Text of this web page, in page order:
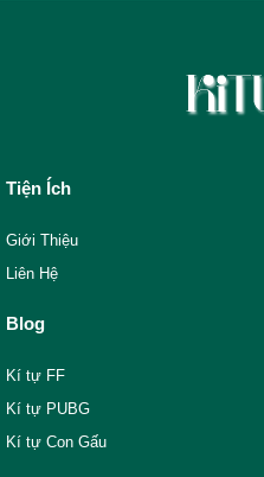
Tiện Ích
Giới Thiệu
Liên Hệ
Blog
Kí tự FF
Kí tự PUBG
Kí tự Con Gấu